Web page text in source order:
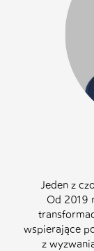
Jeden z
Od 2019
wspierające
z